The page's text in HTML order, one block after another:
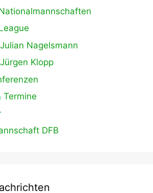
Nagelsmann
Klopp
Termine
DFB